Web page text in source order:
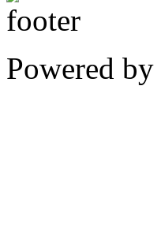
Powered by